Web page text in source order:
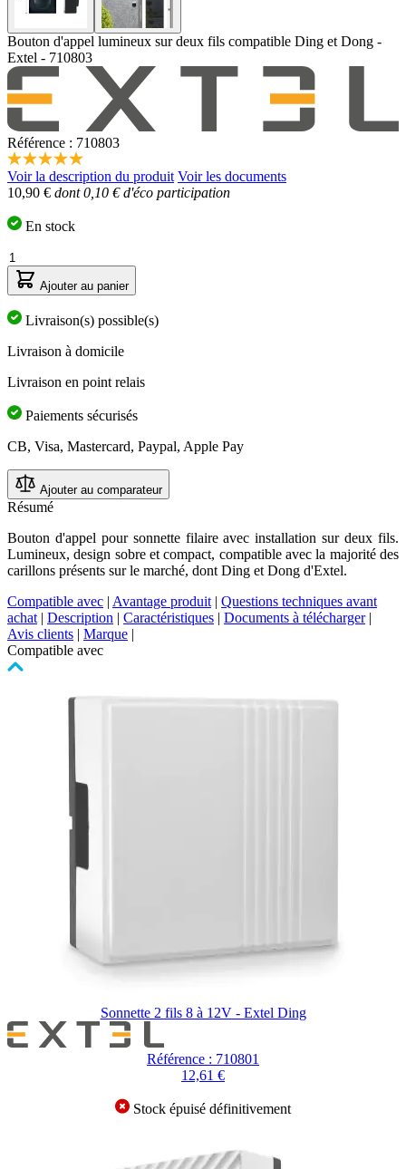
Bouton d'appel lumineux sur deux fils compatible Ding et Dong -
Extel - 710803
Référence : 710803
5.0
étoiles
sur
valeur
la
note
moyenne.
Read
a
Review.
sur
même
Voir la description du produit Voir les documents
10,90 € dont 0,10 € d'éco participation
En stock
Quantité
Ajouter au panier
Livraison(s) possible(s)
Livraison à domicile
Livraison en point relais
Paiements sécurisés
CB, Visa, Mastercard, Paypal, Apple Pay
Ajouter au comparateur
Résumé
Bouton d'appel pour sonnette filaire avec installation sur deux fils.
Lumineux, design sobre et compact, compatible avec la majorité des
carillons présents sur le marché, dont Ding et Dong d'Extel.
Compatible avec | Avantage produit | Questions techniques avant
achat | Description | Caractéristiques | Documents à télécharger |
Avis clients | Marque |
Compatible avec
Sonnette 2 fils 8 à 12V - Extel Ding
Référence : 710801
12,61 €
Stock épuisé définitivement